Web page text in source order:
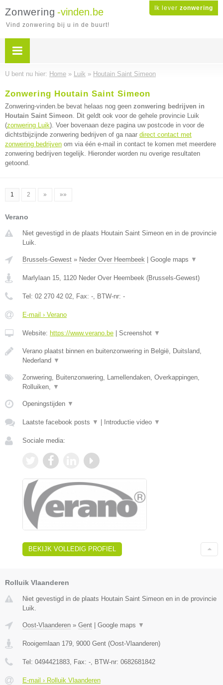
Ik lever zonwering
Zonwering -vinden.be
Vind zonwering bij u in de buurt!
U bent nu hier: Home » Luik » Houtain Saint Simeon
Zonwering Houtain Saint Simeon
Zonwering-vinden.be bevat helaas nog geen zonwering bedrijven in
Houtain Saint Simeon. Dit geldt ook voor de gehele provincie Luik
(zonwering Luik). Voer bovenaan deze pagina uw postcode in voor de
dichtstbijzijnde zonwering bedrijven of ga naar direct contact met
zonwering bedrijven om via één e-mail in contact te komen met meerdere
zonwering bedrijven tegelijk. Hieronder worden nu overige resultaten
getoond.
1 2 » »»
Verano
Niet gevestigd in de plaats Houtain Saint Simeon en in de provincie
Luik.
Brussels-Gewest » Neder Over Heembeek Google maps ▼
Marlylaan 15, 1120 Neder Over Heembeek (Brussels-Gewest)
Tel: 02 270 42 02, Fax: -, BTW-nr: -
E-mail › Verano
Website: https://www.verano.be Screenshot ▼
Verano plaatst binnen en buitenzonwering in België, Duitsland,
Nederland ▼
Zonwering, Buitenzonwering, Lamellendaken, Overkappingen,
Rolluiken, ▼
Openingstijden ▼
Laatste facebook posts ▼ Introductie video ▼
Sociale media:
BEKIJK VOLLEDIG PROFIEL
Rolluik Vlaanderen
Niet gevestigd in de plaats Houtain Saint Simeon en in de provincie
Luik.
Oost-Vlaanderen » Gent Google maps ▼
Rooigemlaan 179, 9000 Gent (Oost-Vlaanderen)
Tel: 0494421883, Fax: -, BTW-nr: 0682681842
E-mail › Rolluik Vlaanderen